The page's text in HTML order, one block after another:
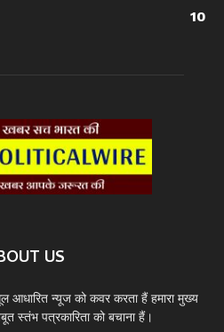
10
US
आधारित न्यूज को कवर करता हैं हमारा मुख्य
स्तंभ पत्रकारिता को बचाना हैं।